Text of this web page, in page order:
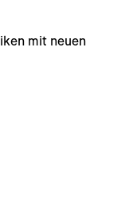
mit neuen